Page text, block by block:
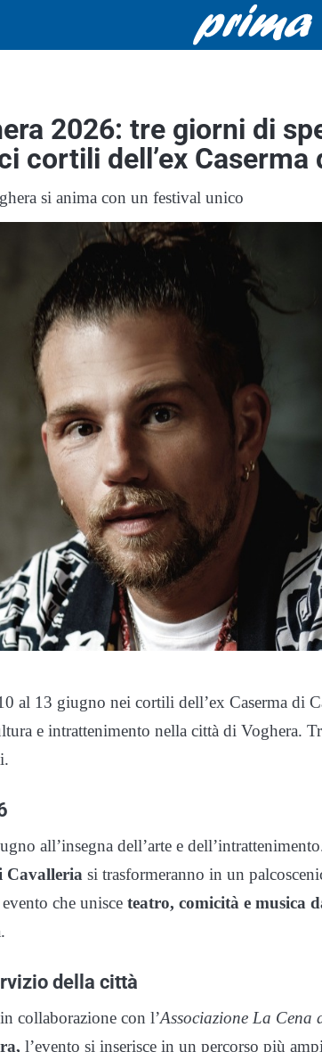
2026: tre giorni di
cortili dell’ex Caserma
si anima con un festival unico
al 13 giugno nei cortili dell’ex Caserma di
e intrattenimento nella città di Voghera.
all’insegna dell’arte e
Cavalleria si trasformeranno in un
che unisce teatro, comicità e musica
della città
collaborazione con l’Associazione La Cena
l’evento si inserisce in un percorso più